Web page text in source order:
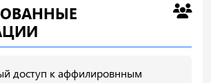
доступ к аффилировнным